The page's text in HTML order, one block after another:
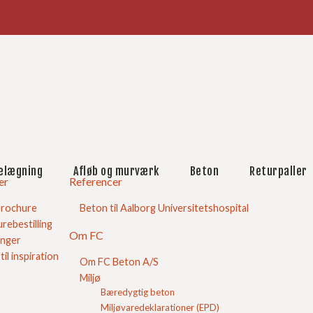
inspiration
Referencer
Beton til Aalborg Universitetshospital
Om FC
Om FC Beton A/S
Miljø
Bæredygtig beton
Miljøvaredeklarationer (EPD)
Afløb og murværk Beton Returpaller
Flisebelægning
Hjælp til beton
Guide til hærdedøgn
Spørgsmål og svar
Forskelle og ligheder